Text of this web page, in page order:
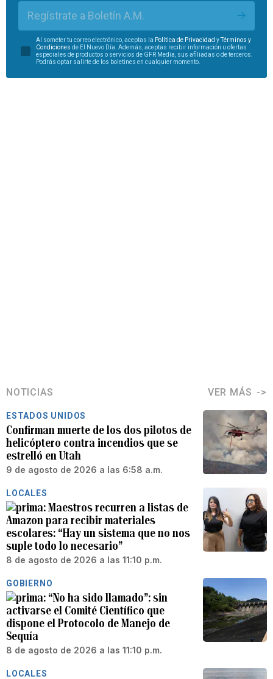
Regístrate a Boletín A.M.
Al someter tu correo electrónico, aceptas la Política de Privacidad yTérminos y
Condiciones de El Nuevo Día. Además, aceptas recibir información u ofertas
especiales de productos o servicios de GFR Media, sus afiliadas o de terceros.
Podrás optar salirte de los boletines en cualquier momento.
NOTICIAS VER MÁS
ESTADOS UNIDOS
Confirman muerte de los dos pilotos de
helicóptero contra incendios que se
estrelló en Utah
9 de agosto de 2026 a las 6:58 a.m.
LOCALES
Maestros recurren a listas de
Amazon para recibir materiales
escolares: “Hay un sistema que no nos
suple todo lo necesario”
8 de agosto de 2026 a las 11:10 p.m.
GOBIERNO
“No ha sido llamado”: sin
activarse el Comité Científico que
dispone el Protocolo de Manejo de
Sequía
8 de agosto de 2026 a las 11:10 p.m.
LOCALES